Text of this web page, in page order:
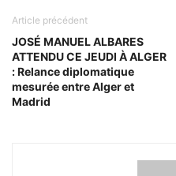
Article précédent
JOSÉ MANUEL ALBARES
ATTENDU CE JEUDI À ALGER
: Relance diplomatique
mesurée entre Alger et
Madrid